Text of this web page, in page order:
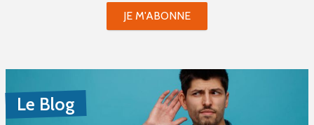
JE M'ABONNE
Le Blog